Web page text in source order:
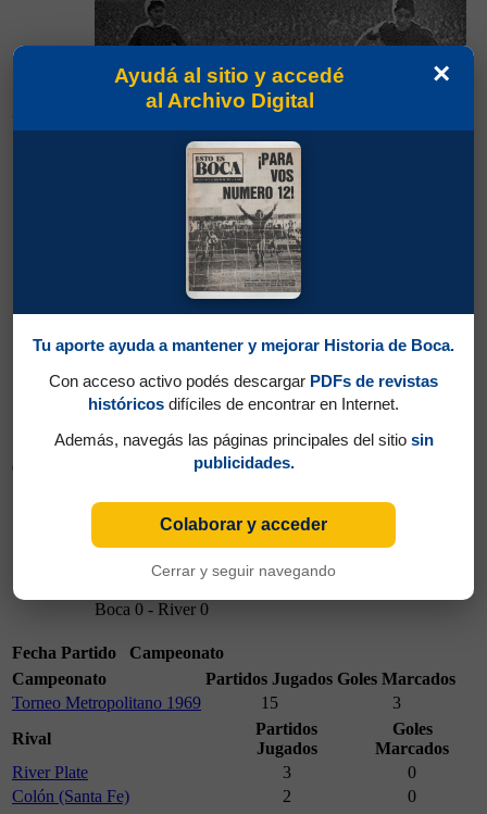
Boca 4 - Independiente 1
03/07/1969
Boca 0 - River 0
Boca 0 - River 0
Fecha Partido
Campeonato
Campeonato
Partidos Jugados Goles Marcados
Torneo Metropolitano 1969
15
3
Rival
Partidos
Jugados
Goles
Marcados
River Plate
3
0
Colón (Santa Fe)
2
0
×
Ayudá al sitio y accedé
al Archivo Digital
Tu aporte ayuda a mantener y mejorar Historia de Boca.
Con acceso activo podés descargar PDFs de revistas
históricos difíciles de encontrar en Internet.
Además, navegás las páginas principales del sitio sin
publicidades.
Colaborar y acceder
Cerrar y seguir navegando